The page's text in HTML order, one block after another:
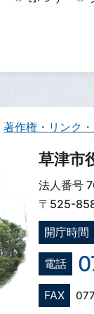
著作権・リンク
草津市
法人番号
〒525-
開庁時間
電話
FAX